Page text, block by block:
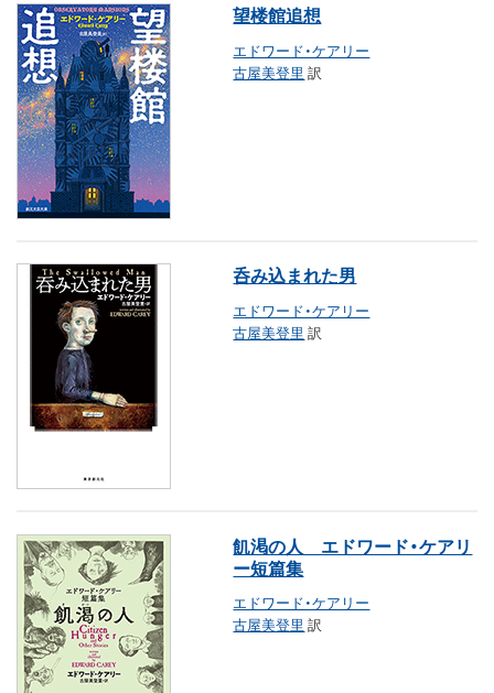
望楼館追想
エドワード・ケアリー
古屋美登里 訳
呑み込まれた男
エドワード・ケアリー
古屋美登里 訳
飢渇の人 エドワード・ケアリ
ー短篇集
エドワード・ケアリー
古屋美登里 訳